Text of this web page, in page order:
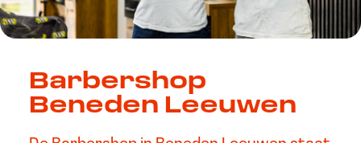
Barbershop
Beneden Leeuwen